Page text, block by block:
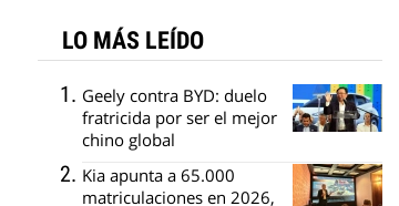
LO MÁS LEÍDO
Geely contra BYD: duelo
fratricida por ser el mejor
chino global
Kia apunta a 65.000
matriculaciones en 2026,